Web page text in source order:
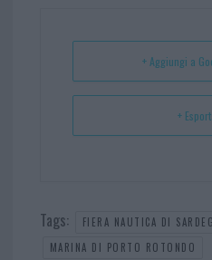
t p
+ Aggiungi a
+
Tags: FIERA NAUTICA DI
MARINA DI PORTO ROTONDO